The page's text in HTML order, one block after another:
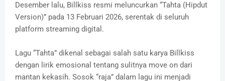
Desember lalu, Billkiss resmi meluncurkan “Tahta (Hipdut
Version)” pada 13 Februari 2026, serentak di seluruh
platform streaming digital.
Lagu “Tahta” dikenal sebagai salah satu karya Billkiss
dengan lirik emosional tentang sulitnya move on dari
mantan kekasih. Sosok “raja” dalam lagu ini menjadi